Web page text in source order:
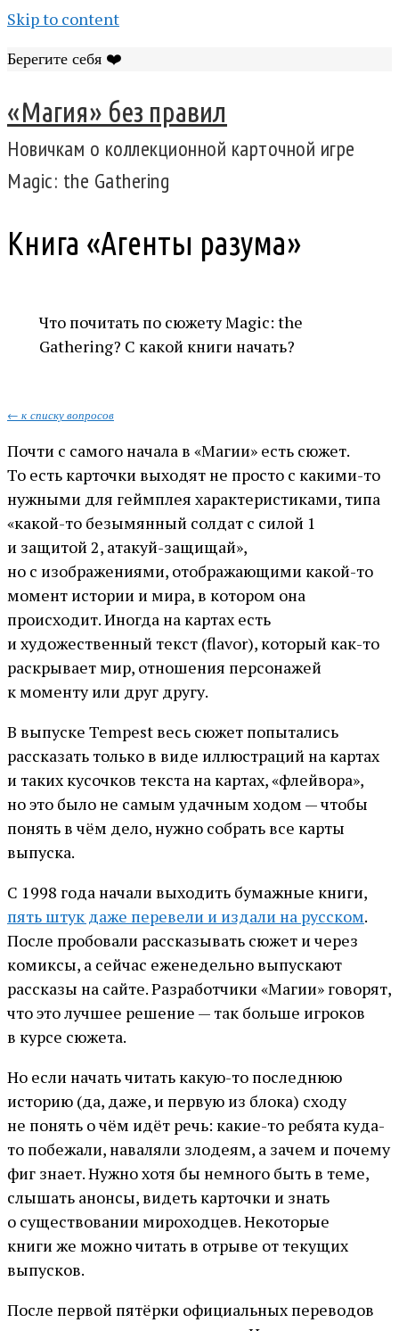
Skip to content
Берегите себя ❤️
«Магия» без правил
Новичкам о коллекционной карточной игре
Magic: the Gathering
Книга «Агенты разума»
Что почитать по сюжету Magic: the
Gathering? С какой книги начать?
← к списку вопросов
Почти с самого начала в «Магии» есть сюжет.
То есть карточки выходят не просто с какими-то
нужными для геймплея характеристиками, типа
«какой-то безымянный солдат с силой 1
и защитой 2, атакуй-защищай»,
но с изображениями, отображающими какой-то
момент истории и мира, в котором она
происходит. Иногда на картах есть
и художественный текст (flavor), который как-то
раскрывает мир, отношения персонажей
к моменту или друг другу.
В выпуске Tempest весь сюжет попытались
рассказать только в виде иллюстраций на картах
и таких кусочков текста на картах, «флейвора»,
но это было не самым удачным ходом — чтобы
понять в чём дело, нужно собрать все карты
выпуска.
С 1998 года начали выходить бумажные книги,
пять штук даже перевели и издали на русском.
После пробовали рассказывать сюжет и через
комиксы, а сейчас еженедельно выпускают
рассказы на сайте. Разработчики «Магии» говорят,
что это лучшее решение — так больше игроков
в курсе сюжета.
Но если начать читать какую-то последнюю
историю (да, даже, и первую из блока) сходу
не понять о чём идёт речь: какие-то ребята куда-
то побежали, наваляли злодеям, а зачем и почему
фиг знает. Нужно хотя бы немного быть в теме,
слышать анонсы, видеть карточки и знать
о существовании мироходцев. Некоторые
книги же можно читать в отрыве от текущих
выпусков.
После первой пятёрки официальных переводов